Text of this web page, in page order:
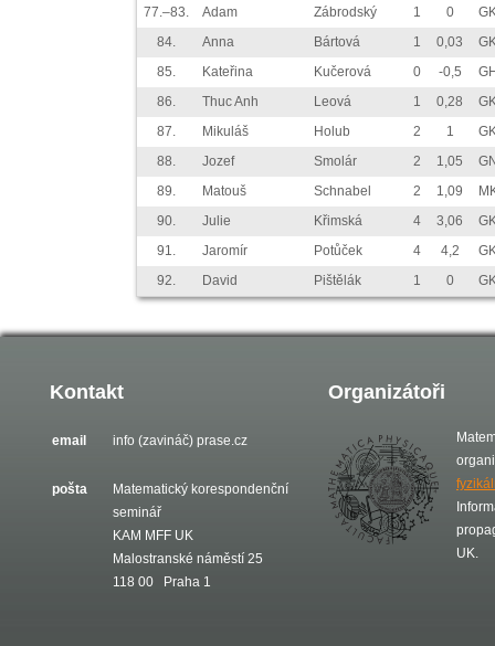
77.–83.
Adam Zábrodský 1 0
84.
Anna Bártová 1 0,03
85.
Kateřina Kučerová 0 -0,5
86.
Thuc Anh Leová 1 0,28
87.
Mikuláš Holub 2 1
88.
Jozef Smolár 2 1,05
89.
Matouš Schnabel 2 1,09
90.
Julie Křimská 4 3,06
91.
Jaromír Potůček 4 4,2
92.
David Pištělák 1 0
Kontakt
email info (zavináč) prase.cz
pošta
Matematický korespondenční
seminář
KAM MFF UK
Malostranské náměstí 25
118 00 Praha 1
Organizátoři
UK.